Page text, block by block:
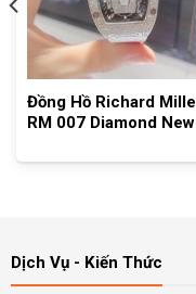
Đồng Hồ Richard Mille
RM 007 Diamond New
Dịch Vụ - Kiến Thức